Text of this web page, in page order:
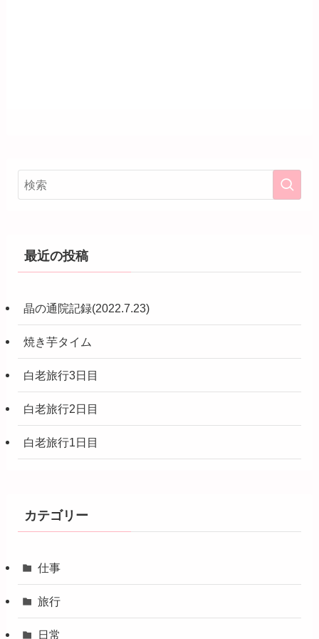
最近の投稿
晶の通院記録(2022.7.23)
焼き芋タイム
白老旅行3日目
白老旅行2日目
白老旅行1日目
カテゴリー
仕事
旅行
日常